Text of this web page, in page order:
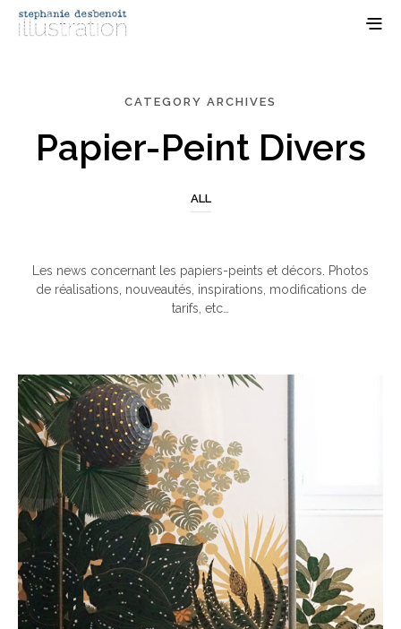
CATEGORY ARCHIVES
Papier-Peint Divers
ALL
Les news concernant les papiers-peints et décors. Photos
de réalisations, nouveautés, inspirations, modifications de
tarifs, etc…